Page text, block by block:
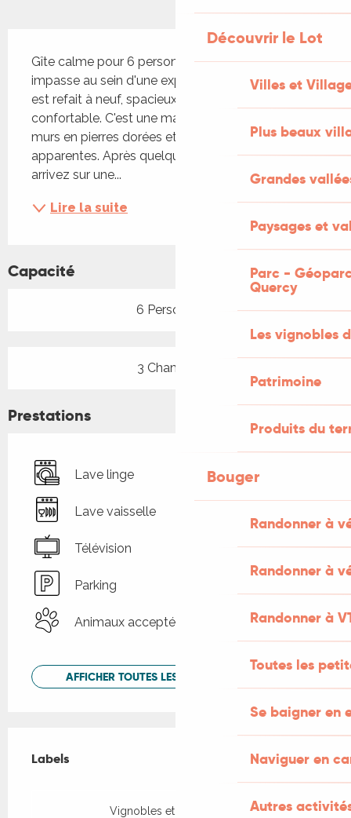
Découvrir le Lot
Villes et
Plus beaux
Grandes
Paysages et
Parc -
Quercy
Les vignobles
Patrimoine
Produits du
Bouger
Randonner à
Randonner à
Randonner à
Toutes les
Se baigner en
Naviguer en
Autres
Gîte calme pour 6 personnes, niché au bout d'une
impasse au sein d'une exploitation viticole. Le gîte
est refait à neuf, spacieux, lumineux et très
confortable. C'est une maison lotoise avec des
murs en pierres dorées et des charpentes
apparentes. Après quelques marches, vous
arrivez sur une...
Lire la suite
Capacité
6 Personne(s)
3 Chambre(s)
Prestations
Lave linge
Lave vaisselle
Télévision
Parking
Animaux acceptés
AFFICHER TOUTES LES PRESTATIONS
Labels
Labels
Vignobles et Découvertes